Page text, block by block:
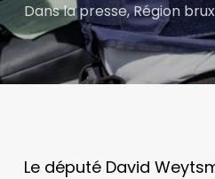
Dans la presse,Région
Le député David